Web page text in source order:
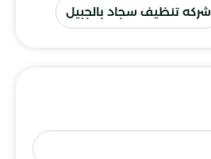
شركه تنظيف سجاد بالجبيل